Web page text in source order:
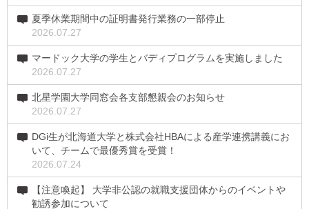
夏季休業期間中の証明書発行業務の一部停止
2026.07.27
マードック大学の学生とバディプログラムを実施しました
2026.07.27
北星学園大学同窓会各支部懇親会のお知らせ
2026.07.27
DGi生が北海道大学と株式会社HBAによる産学連携講義にお
いて、チームで最優秀賞を受賞！
2026.07.24
【注意喚起】 大学非公認の就職支援団体からのイベントや
勧誘参加について